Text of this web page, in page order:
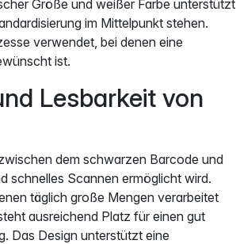
Größe und weißer Farbe unterstützt
im Mittelpunkt stehen.
verwendet, bei denen eine
ist.
Lesbarkeit von
dem schwarzen Barcode und
schnelles Scannen ermöglicht wird.
täglich große Mengen verarbeitet
ausreichend Platz für einen gut
Das Design unterstützt eine